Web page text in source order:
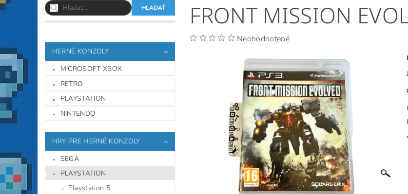
HERNÉ KONZOLY
MICROSOFT XBOX
RETRO
PLAYSTATION
NINTENDO
HRY PRE HERNÉ KONZOLY
SEGA
PLAYSTATION
Playstation 5
FRONT MISSION
Neohodnotené